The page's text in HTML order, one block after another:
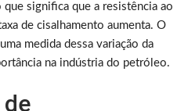
significa que a resistência ao
de cisalhamento aumenta. O
medida dessa variação da
na indústria do petróleo.
de